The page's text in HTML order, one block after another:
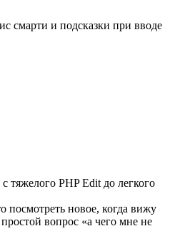
смарти и подсказки при вводе
тяжелого PHP Edit до легкого
посмотреть новое, когда вижу
вопрос «а чего мне не